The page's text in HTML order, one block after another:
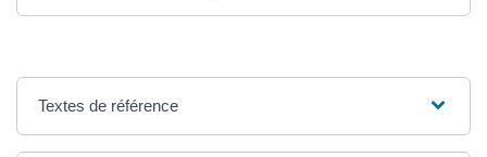
Textes de référence